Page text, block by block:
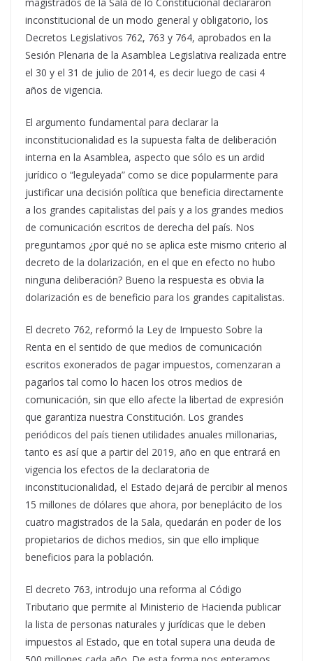
inconstitucional de un modo general y obligatorio, los
Decretos Legislativos 762, 763 y 764, aprobados en la
Sesión Plenaria de la Asamblea Legislativa realizada entre
el 30 y el 31 de julio de 2014, es decir luego de casi 4
años de vigencia.
El argumento fundamental para declarar la
inconstitucionalidad es la supuesta falta de deliberación
interna en la Asamblea, aspecto que sólo es un ardid
jurídico o “leguleyada” como se dice popularmente para
justificar una decisión política que beneficia directamente
a los grandes capitalistas del país y a los grandes medios
de comunicación escritos de derecha del país. Nos
preguntamos ¿por qué no se aplica este mismo criterio al
decreto de la dolarización, en el que en efecto no hubo
ninguna deliberación? Bueno la respuesta es obvia la
dolarización es de beneficio para los grandes capitalistas.
El decreto 762, reformó la Ley de Impuesto Sobre la
Renta en el sentido de que medios de comunicación
escritos exonerados de pagar impuestos, comenzaran a
pagarlos tal como lo hacen los otros medios de
comunicación, sin que ello afecte la libertad de expresión
que garantiza nuestra Constitución. Los grandes
periódicos del país tienen utilidades anuales millonarias,
tanto es así que a partir del 2019, año en que entrará en
vigencia los efectos de la declaratoria de
inconstitucionalidad, el Estado dejará de percibir al menos
15 millones de dólares que ahora, por beneplácito de los
cuatro magistrados de la Sala, quedarán en poder de los
propietarios de dichos medios, sin que ello implique
beneficios para la población.
El decreto 763, introdujo una reforma al Código
Tributario que permite al Ministerio de Hacienda publicar
la lista de personas naturales y jurídicas que le deben
impuestos al Estado, que en total supera una deuda de